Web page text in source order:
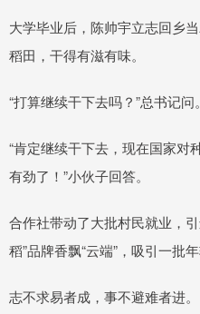
大学毕业后，陈帅宇立志回乡
稻田，干得有滋有味。
“打算继续干下去吗？”总书记问。
“肯定继续干下去，现在国家对
有劲了！”小伙子回答。
合作社带动了大批村民就业，
稻”品牌香飘“云端”，吸引一批
志不求易者成，事不避难者进。